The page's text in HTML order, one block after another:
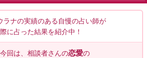
ラナの実績のある自慢の占い師が
に占った結果を紹介中！
今回は、相談者さんの恋愛の